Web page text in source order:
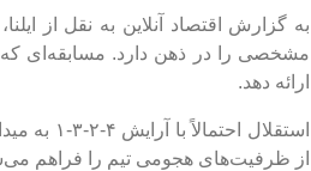
به گزارش اقتصاد آنلاین به نقل از
مشخصی را در ذهن دارد. مسابقه‌ای که
ارائه دهد.
از ظرفیت‌های هجومی تیم را فراهم